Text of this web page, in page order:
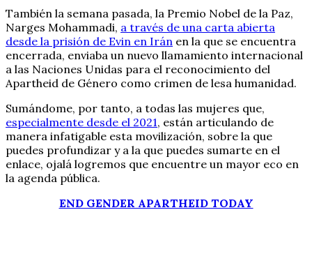
También la semana pasada, la Premio Nobel de la Paz,
Narges Mohammadi, a través de una carta abierta
desde la prisión de Evin en Irán en la que se encuentra
encerrada, enviaba un nuevo llamamiento internacional
a las Naciones Unidas para el reconocimiento del
Apartheid de Género como crimen de lesa humanidad.
Sumándome, por tanto, a todas las mujeres que,
especialmente desde el 2021, están articulando de
manera infatigable esta movilización, sobre la que
puedes profundizar y a la que puedes sumarte en el
enlace, ojalá logremos que encuentre un mayor eco en
la agenda pública.
END GENDER APARTHEID TODAY